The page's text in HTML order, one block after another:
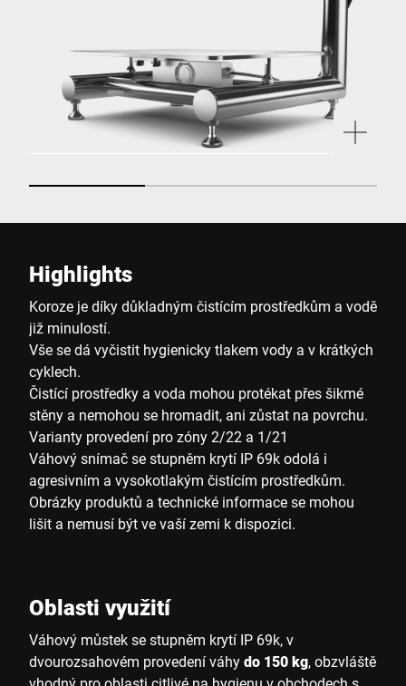
Highlights
Koroze je díky důkladným čistícím prostředkům a vodě
již minulostí.
Vše se dá vyčistit hygienicky tlakem vody a v krátkých
cyklech.
Čistící prostředky a voda mohou protékat přes šikmé
stěny a nemohou se hromadit, ani zůstat na povrchu.
Varianty provedení pro zóny 2/22 a 1/21
Váhový snímač se stupněm krytí IP 69k odolá i
agresivním a vysokotlakým čistícím prostředkům.
Obrázky produktů a technické informace se mohou
lišit a nemusí být ve vaší zemi k dispozici.
Oblasti využití
Váhový můstek se stupněm krytí IP 69k, v
dvourozsahovém provedení váhydo 150 kg, obzvláště